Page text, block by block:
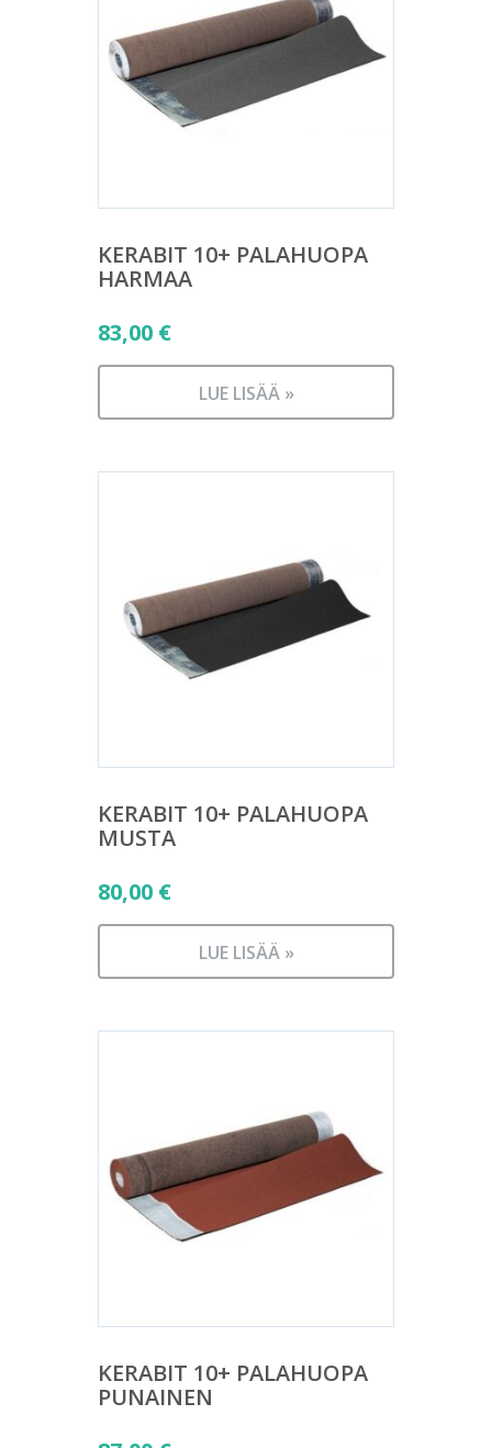
KERABIT 10+ PALAHUOPA
HARMAA
83,00 €
LUE LISÄÄ »
KERABIT 10+ PALAHUOPA
MUSTA
80,00 €
LUE LISÄÄ »
KERABIT 10+ PALAHUOPA
PUNAINEN